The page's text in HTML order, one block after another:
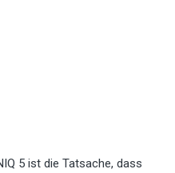
5 ist die Tatsache, dass